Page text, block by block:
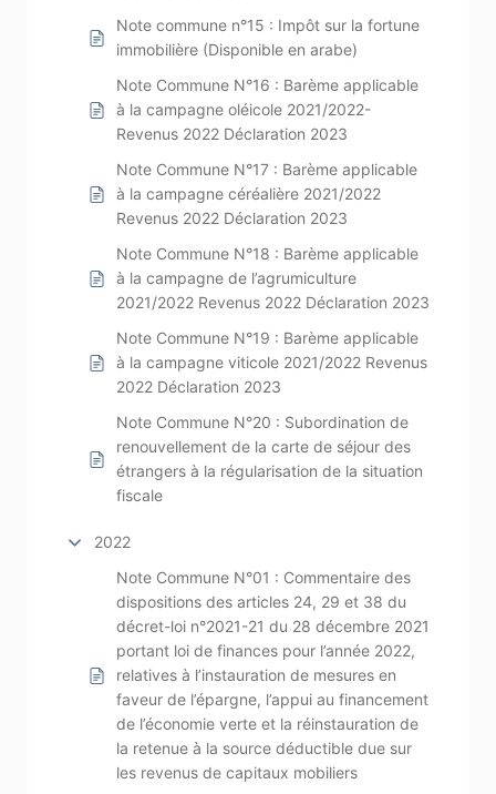
Note commune n°15 : Impôt sur la fortune
immobilière (Disponible en arabe)
Note Commune N°16 : Barème applicable
à la campagne oléicole 2021/2022-
Revenus 2022 Déclaration 2023
Note Commune N°17 : Barème applicable
à la campagne céréalière 2021/2022
Revenus 2022 Déclaration 2023
Note Commune N°18 : Barème applicable
à la campagne de l’agrumiculture
2021/2022 Revenus 2022 Déclaration 2023
Note Commune N°19 : Barème applicable
à la campagne viticole 2021/2022 Revenus
2022 Déclaration 2023
Note Commune N°20 : Subordination de
renouvellement de la carte de séjour des
étrangers à la régularisation de la situation
fiscale
2022
Note Commune N°01 : Commentaire des
dispositions des articles 24, 29 et 38 du
décret-loi n°2021-21 du 28 décembre 2021
portant loi de finances pour l’année 2022,
relatives à l’instauration de mesures en
faveur de l’épargne, l’appui au financement
de l’économie verte et la réinstauration de
la retenue à la source déductible due sur
les revenus de capitaux mobiliers